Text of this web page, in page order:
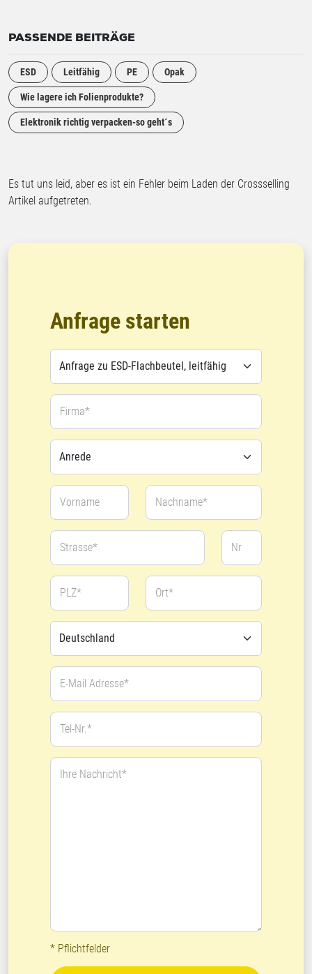
PASSENDE BEITRÄGE
ESD Leitfähig PE Opak
Wie lagere ich Folienprodukte?
Elektronik richtig verpacken-so geht´s
Es tut uns leid, aber es ist ein Fehler beim Laden der Crossselling
Artikel aufgetreten.
Anfrage starten
Firma*
Vorname Nachname*
Strasse* Nr
PLZ* Ort*
E-Mail Adresse*
Tel-Nr.*
Ihre Nachricht*
* Pflichtfelder